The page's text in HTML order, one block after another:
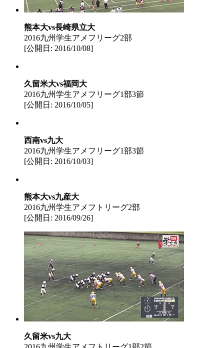
熊本大vs長崎県立大
2016九州学生アメフリーグ2部
[公開日: 2016/10/08]
久留米大vs福岡大
2016九州学生アメフリーグ1部3節
[公開日: 2016/10/05]
西南vs九大
2016九州学生アメフリーグ1部3節
[公開日: 2016/10/03]
熊本大vs九産大
2016九州学生アメフトリーグ2部
[公開日: 2016/09/26]
久留米vs九大